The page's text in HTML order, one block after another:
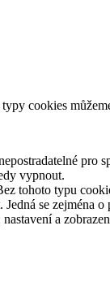
cookies
pro
vypnout.
tohoto typu
se zejména
a